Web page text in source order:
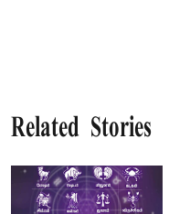
Related Stories